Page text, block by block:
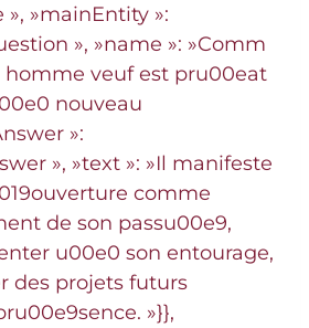
», »mainEntity »:
», »name »: »Comm
homme veuf est pru00eat
nouveau
»:
», »text »: »Il manifeste
comme
de son passu00e9,
u00e0 son entourage,
des projets futurs
»}},